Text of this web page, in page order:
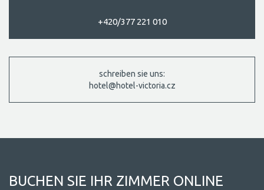
+420/377 221 010
schreiben sie uns:
hotel@hotel-victoria.cz
BUCHEN SIE IHR ZIMMER ONLINE